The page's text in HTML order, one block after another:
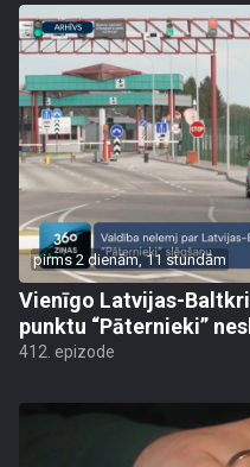
pirms 2 dienām, 11 stundām
Vienīgo Latvijas-
punktu “Pāternieki”
412. epizode